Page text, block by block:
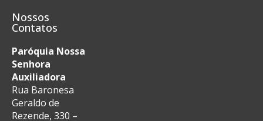
Nossos
Contatos
Paróquia Nossa
Senhora
Auxiliadora
Rua Baronesa
Geraldo de
Rezende, 330 –